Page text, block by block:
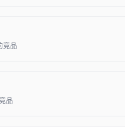
竞品
品